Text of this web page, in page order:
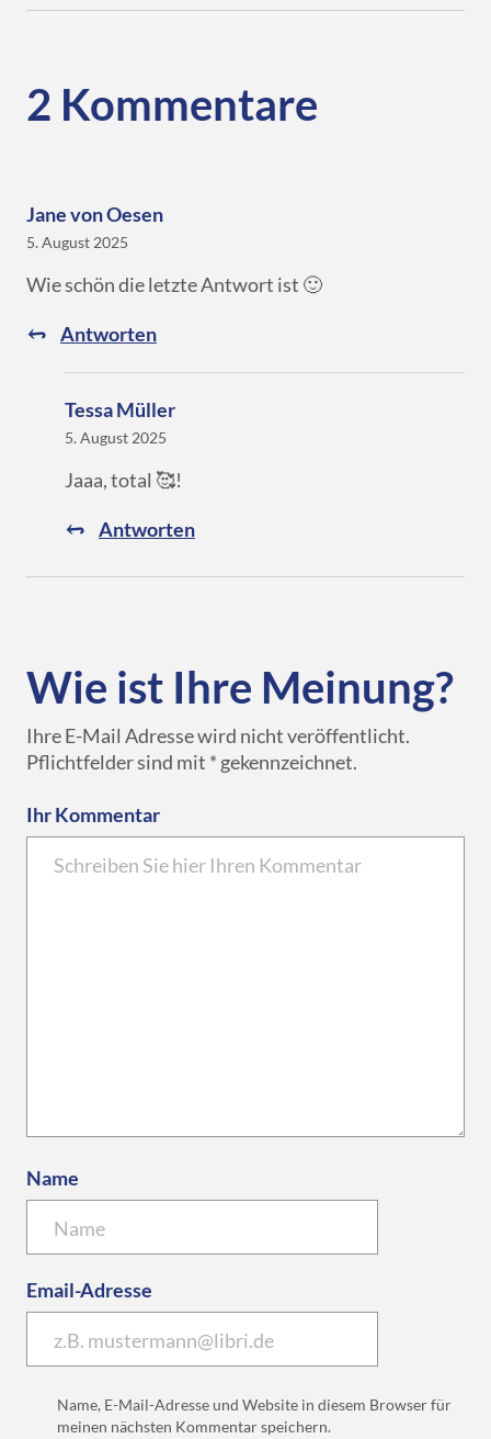
2 Kommentare
Jane von Oesen
5. August 2025
Wie schön die letzte Antwort ist 🙂
Antworten
Tessa Müller
5. August 2025
Jaaa, total 🥰!
Antworten
Wie ist Ihre Meinung?
Ihre E-Mail Adresse wird nicht veröffentlicht.
Pflichtfelder sind mit * gekennzeichnet.
Ihr Kommentar
Name
Email-Adresse
Name, E-Mail-Adresse und Website in diesem Browser für
meinen nächsten Kommentar speichern.